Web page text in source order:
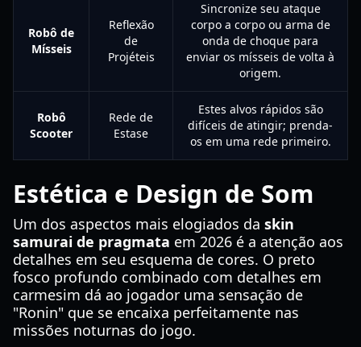
Robô de
Mísseis
Reflexão
de
Projéteis
Sincronize seu ataque
corpo a corpo ou arma de
onda de choque para
enviar os mísseis de volta à
origem.
Robô
Scooter
Rede de
Estase
Estes alvos rápidos são
difíceis de atingir; prenda-
os em uma rede primeiro.
Estética e Design de Som
Um dos aspectos mais elogiados da skin
samurai de pragmata em 2026 é a atenção aos
detalhes em seu esquema de cores. O preto
fosco profundo combinado com detalhes em
carmesim dá ao jogador uma sensação de
"Ronin" que se encaixa perfeitamente nas
missões noturnas do jogo.